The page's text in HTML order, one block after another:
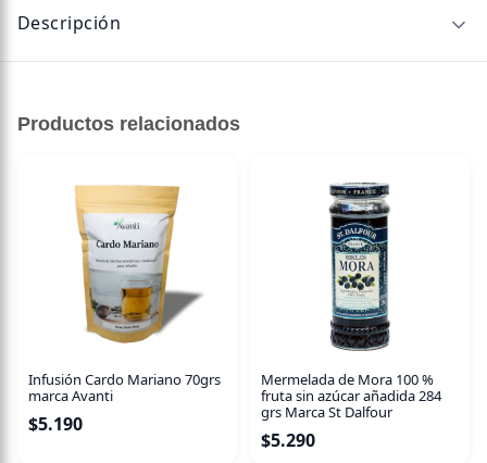
Descripción
Un antiguo proverbio indio sostiene que “todo lo bueno se
encuentra en el jengibre”. Y tiene razón en cuanto a sabor
y sobre todo en propiedades medicinales. Cuenta con
propiedades expectorantes y antibióticas que podrían
actuar con eficacia en problemas de gripes y resfriados.
El jengibre, además de mejorar la absorción de nutrientes
en el organismo, también ayuda a aliviar los dolores
inflamación estomacal.
Tiene importantes propiedades antiinflamatorias que
ayudan a reducir el dolor y la inflamación de las
Productos relacionados
Infusión Cardo Mariano 70grs
marca Avanti
$5.190
Mermelada de Mora 100 %
fruta sin azúcar añadida 284
grs Marca St Dalfour
$5.290